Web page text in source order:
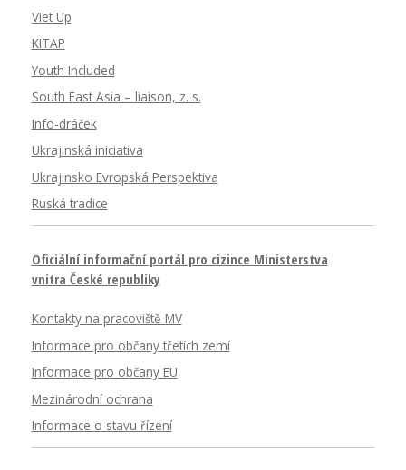
Viet Up
KITAP
Youth Included
South East Asia – liaison, z. s.
Info-dráček
Ukrajinská iniciativa
Ukrajinsko Evropská Perspektiva
Ruská tradice
Oficiální informační portál pro cizince Ministerstva
vnitra České republiky
Kontakty na pracoviště MV
Informace pro občany třetích zemí
Informace pro občany EU
Mezinárodní ochrana
Informace o stavu řízení